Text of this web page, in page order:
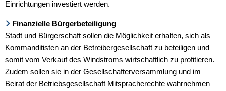
Einrichtungen investiert werden.
Finanzielle Bürgerbeteiligung
Stadt und Bürgerschaft sollen die Möglichkeit erhalten, sich als
Kommanditisten an der Betreibergesellschaft zu beteiligen und
somit vom Verkauf des Windstroms wirtschaftlich zu profitieren.
Zudem sollen sie in der Gesellschafterversammlung und im
Beirat der Betriebsgesellschaft Mitspracherechte wahrnehmen